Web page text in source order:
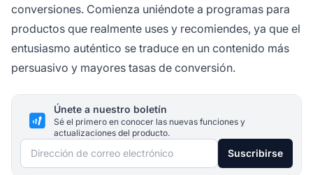
conversiones. Comienza uniéndote a programas para
productos que realmente uses y recomiendes, ya que el
entusiasmo auténtico se traduce en un contenido más
persuasivo y mayores tasas de conversión.
Únete a nuestro boletín
Sé el primero en conocer las nuevas funciones y
actualizaciones del producto.
Dirección de correo electrónico Suscribirse